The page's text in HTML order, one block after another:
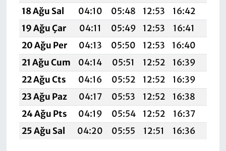
18 Ağu Sal
04:10 05:48 12:53 16:42
19 Ağu Çar
04:11 05:49 12:53 16:41
20 Ağu Per
04:13 05:50 12:53 16:40
21 Ağu Cum
04:14 05:51 12:52 16:39
22 Ağu Cts
04:16 05:52 12:52 16:39
23 Ağu Paz
04:17 05:53 12:52 16:38
24 Ağu Pts
04:19 05:54 12:52 16:37
25 Ağu Sal
04:20 05:55 12:51 16:36